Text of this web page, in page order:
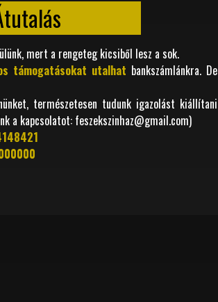
mert a rengeteg kicsiből lesz a sok.
támogatásokat utalhat bankszámlánkra. De
természetesen tudunk igazolást kiállítani
a kapcsolatot: feszekszinhaz@gmail.com)